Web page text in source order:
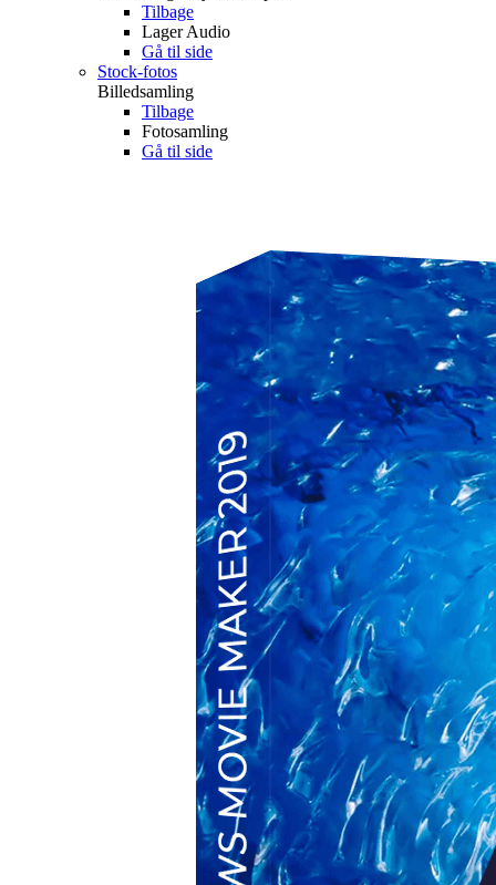
Tilbage
Lager Audio
Gå til side
Stock-fotos
Billedsamling
Tilbage
Fotosamling
Gå til side